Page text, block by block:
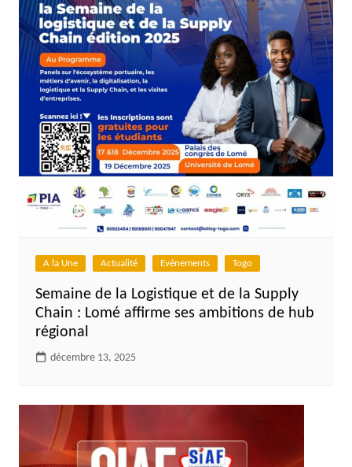
A la Une Actualité Evénements Togo
Semaine de la Logistique et de la Supply
Chain : Lomé affirme ses ambitions de hub
régional
décembre 13, 2025